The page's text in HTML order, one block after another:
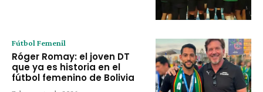
Fútbol Femenil
Róger Romay: el joven DT
que ya es historia en el
fútbol femenino de Bolivia